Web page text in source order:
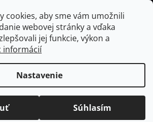
cookies, aby sme vám umožnili
webovej stránky a vďaka
jej funkcie, výkon a
informácií
Nastavenie
Súhlasím
Hľadať
/ Čaj a káva / Kanvice na čaj
1000 ml
čajník, 1000